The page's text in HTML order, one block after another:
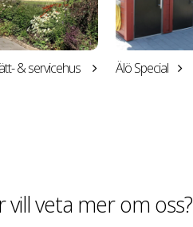
& servicehus Älö Special
veta mer om oss?